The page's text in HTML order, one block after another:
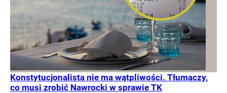
Konstytucjonalista nie ma wątpliwości. Tłumaczy,
co musi zrobić Nawrocki w sprawie TK